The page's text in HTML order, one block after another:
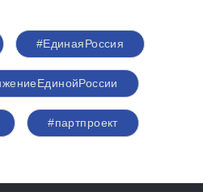
#‎ЕдинаяРоссия
#партпроект